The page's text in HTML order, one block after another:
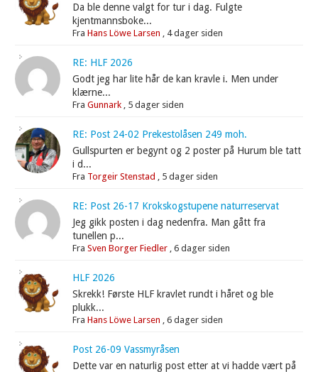
Da ble denne valgt for tur i dag. Fulgte
kjentmannsboke...
FraHans Löwe Larsen 4 dager siden
RE: HLF 2026
Godt jeg har lite hår de kan kravle i. Men under
klærne...
FraGunnark 5 dager siden
RE: Post 24-02 Prekestolåsen 249 moh.
Gullspurten er begynt og 2 poster på Hurum ble tatt
i d...
Fra Torgeir Stenstad 5 dager siden
RE: Post 26-17 Krokskogstupene naturreservat
Jeg gikk posten i dag nedenfra. Man gått fra
tunellen p...
FraSven Borger Fiedler ,6 dager siden
HLF 2026
Skrekk! Første HLF kravlet rundt i håret og ble
plukk...
FraHans Löwe Larsen ,6 dager siden
Post 26-09 Vassmyråsen
Dette var en naturlig post etter at vi hadde vært på